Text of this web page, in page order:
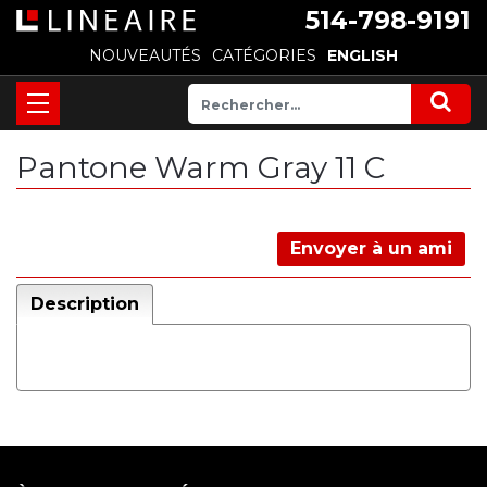
514-798-9191
NOUVEAUTÉS CATÉGORIES ENGLISH
Pantone Warm Gray 11 C
Envoyer à un ami
Description